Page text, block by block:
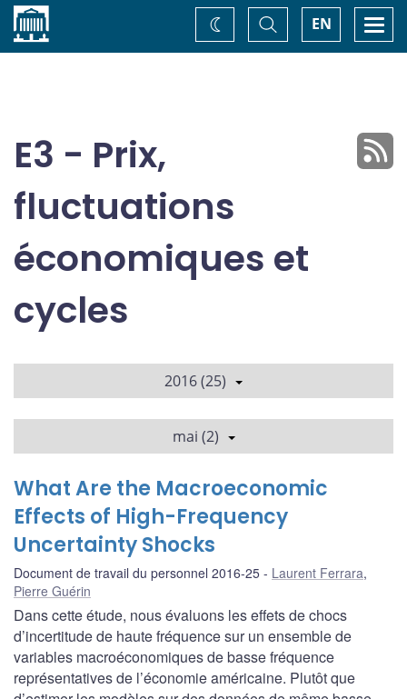
Accueil EN
Basculer
la
recherche
Changez
de
E3 - Prix,
fluctuations
économiques et
cycles
2016 (25)
mai (2)
What Are the Macroeconomic
Effects of High-Frequency
Uncertainty Shocks
Document de travail du personnel 2016-25 Laurent Ferrara,
Pierre Guérin
Dans cette étude, nous évaluons les effets de chocs
d’incertitude de haute fréquence sur un ensemble de
variables macroéconomiques de basse fréquence
représentatives de l’économie américaine. Plutôt que